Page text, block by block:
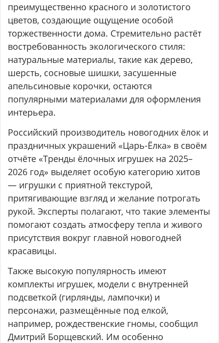
преимущественно красного и золотистого
цветов, создающие ощущение особой
торжественности дома. Стремительно растёт
востребованность экологического стиля:
натуральные материалы, такие как дерево,
шерсть, сосновые шишки, засушенные
апельсиновые корочки, остаются
популярными материалами для оформления
интерьера.
Российский производитель новогодних ёлок и
праздничных украшений «Царь-Ёлка» в своём
отчёте «Тренды ёлочных игрушек на 2025–
2026 год» выделяет особую категорию хитов
— игрушки с приятной текстурой,
притягивающие взгляд и желание потрогать
рукой. Эксперты полагают, что такие элементы
помогают создать атмосферу тепла и живого
присутствия вокруг главной новогодней
красавицы.
Также высокую популярность имеют
комплекты игрушек, модели с внутренней
подсветкой (гирлянды, лампочки) и
персонажи, размещённые под елкой,
например, рождественские гномы, сообщил
Дмитрий Борщевский. Им особенно